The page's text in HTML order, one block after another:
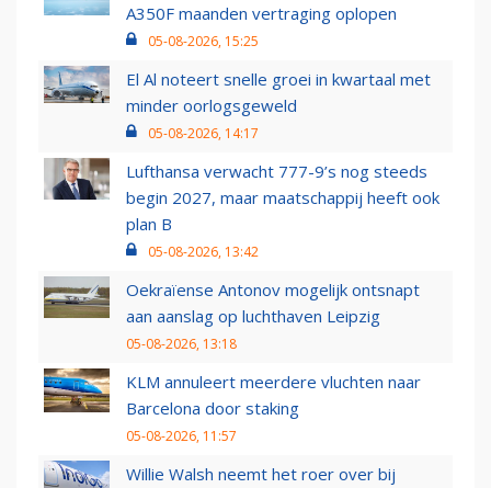
A350F maanden vertraging oplopen
05-08-2026, 15:25
El Al noteert snelle groei in kwartaal met
minder oorlogsgeweld
05-08-2026, 14:17
Lufthansa verwacht 777-9’s nog steeds
begin 2027, maar maatschappij heeft ook
plan B
05-08-2026, 13:42
Oekraïense Antonov mogelijk ontsnapt
aan aanslag op luchthaven Leipzig
05-08-2026, 13:18
KLM annuleert meerdere vluchten naar
Barcelona door staking
05-08-2026, 11:57
Willie Walsh neemt het roer over bij